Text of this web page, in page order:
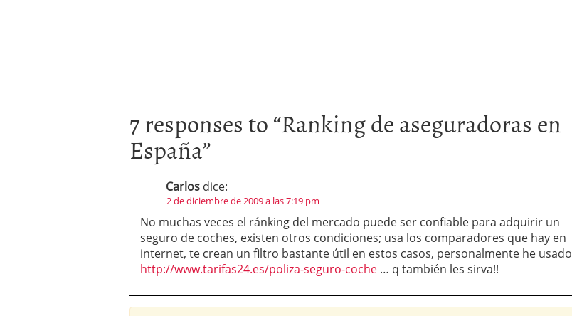
7 responses to “Ranking de aseguradoras en
España”
Carlos dice:
2 de diciembre de 2009 a las 7:19 pm
No muchas veces el ránking del mercado puede ser confiable para adquirir un
seguro de coches, existen otros condiciones; usa los comparadores que hay en
internet, te crean un filtro bastante útil en estos casos, personalmente he usado
http://www.tarifas24.es/poliza-seguro-coche … q también les sirva!!